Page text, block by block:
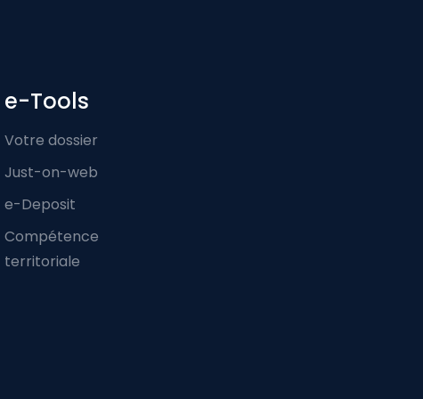
e-Tools
Votre dossier
Just-on-web
e-Deposit
Compétence
territoriale